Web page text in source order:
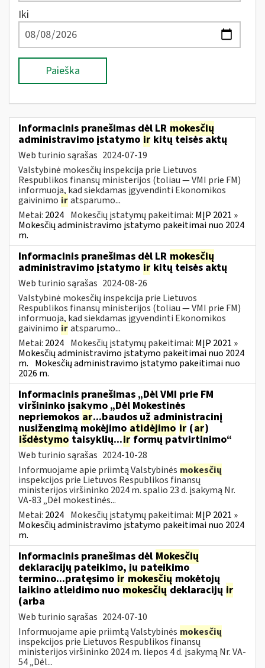
Iki
Paieška
Informacinis pranešimas dėl LR mokesčių
administravimo įstatymo ir kitų teisės aktų
Web turinio sąrašas 2024-07-19
Valstybinė mokesčių inspekcija prie Lietuvos
Respublikos finansų ministerijos (toliau — VMI prie FM)
informuoja, kad siekdamas įgyvendinti Ekonomikos
gaivinimo iratsparumo...
Metai: 2024 Mokesčių įstatymų pakeitimai: MĮP 2021 »
Mokesčių administravimo įstatymo pakeitimai nuo 2024
m.
Informacinis pranešimas dėl LR mokesčių
administravimo įstatymo ir kitų teisės aktų
Web turinio sąrašas 2024-08-26
Valstybinė mokesčių inspekcija prie Lietuvos
Respublikos finansų ministerijos (toliau — VMI prie FM)
informuoja, kad siekdamas įgyvendinti Ekonomikos
gaivinimo iratsparumo...
Metai: 2024 Mokesčių įstatymų pakeitimai: MĮP 2021 »
Mokesčių administravimo įstatymo pakeitimai nuo 2024
m. Mokesčių administravimo įstatymo pakeitimai nuo
2026 m.
Informacinis pranešimas „Dėl VMI prie FM
viršininko įsakymo „Dėl Mokestinės
nepriemokos ar...baudos už administracinį
nusižengimą mokėjimo atidėjimo ir (ar)
išdėstymo taisyklių...irformų patvirtinimo“
Web turinio sąrašas 2024-10-28
Informuojame apie priimtą Valstybinės mokesčių
inspekcijos prie Lietuvos Respublikos finansų
ministerijos viršininko 2024 m. spalio 23 d. įsakymą Nr.
VA-83 „Dėl mokestinės...
Metai: 2024 Mokesčių įstatymų pakeitimai: MĮP 2021 »
Mokesčių administravimo įstatymo pakeitimai nuo 2024
m.
Informacinis pranešimas dėl Mokesčių
deklaracijų pateikimo, jų pateikimo
termino...pratęsimo ir mokesčių mokėtojų
laikino atleidimo nuomokesčiųdeklaracijų ir
(arba
Web turinio sąrašas 2024-07-10
Informuojame apie priimtą Valstybinės mokesčių
inspekcijos prie Lietuvos Respublikos finansų
ministerijos viršininko 2024 m. liepos 4 d. įsakymą Nr. VA-
54 „Dėl...